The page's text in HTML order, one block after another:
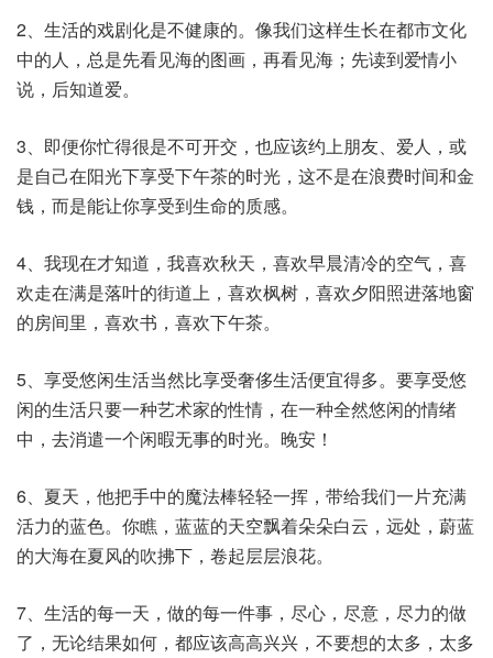
2、生活的戏剧化是不健康的。像我们这样生长在都市文化
中的人，总是先看见海的图画，再看见海；先读到爱情小
说，后知道爱。
3、即便你忙得很是不可开交，也应该约上朋友、爱人，或
是自己在阳光下享受下午茶的时光，这不是在浪费时间和金
钱，而是能让你享受到生命的质感。
4、我现在才知道，我喜欢秋天，喜欢早晨清冷的空气，喜
欢走在满是落叶的街道上，喜欢枫树，喜欢夕阳照进落地窗
的房间里，喜欢书，喜欢下午茶。
5、享受悠闲生活当然比享受奢侈生活便宜得多。要享受悠
闲的生活只要一种艺术家的性情，在一种全然悠闲的情绪
中，去消遣一个闲暇无事的时光。晚安！
6、夏天，他把手中的魔法棒轻轻一挥，带给我们一片充满
活力的蓝色。你瞧，蓝蓝的天空飘着朵朵白云，远处，蔚蓝
的大海在夏风的吹拂下，卷起层层浪花。
7、生活的每一天，做的每一件事，尽心，尽意，尽力的做
了，无论结果如何，都应该高高兴兴，不要想的太多，太多